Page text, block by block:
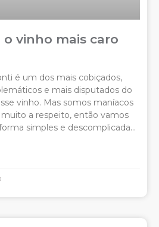
o vinho mais caro
é um dos mais cobiçados,
e mais disputados do
vinho. Mas somos maníacos
a respeito, então vamos
simples e descomplicada…